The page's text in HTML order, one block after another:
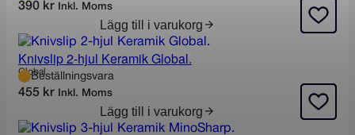
390 kr Inkl. Moms
Lägg till i varukorg
Knivslip 2-hjul Keramik Global.
GlobalBeställningsvara
455 kr Inkl. Moms
Lägg till i varukorg